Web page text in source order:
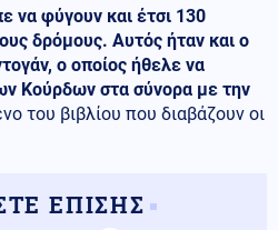
να φύγουν και έτσι 130
δρόμους. Αυτός ήταν και ο
ο οποίος ήθελε να
Κούρδων στα σύνορα με την
του βιβλίου που διαβάζουν οι
ΕΠΙΣΗΣ